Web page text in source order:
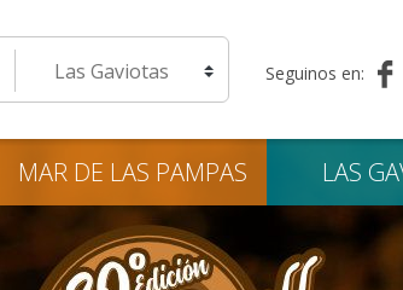
Seleccione una localidad
Seguinos en:
MAR DE LAS PAMPAS LAS